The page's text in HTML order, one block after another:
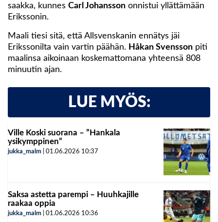
saakka, kunnes Carl Johansson onnistui yllättämään
Erikssonin.
Maali tiesi sitä, että Allsvenskanin ennätys jäi
Erikssonilta vain vartin päähän. Håkan Svensson piti
maalinsa aikoinaan koskemattomana yhteensä 808
minuutin ajan.
LUE MYÖS:
Ville Koski suorana – ”Hankala
ysikymppinen”
jukka_malm 01.06.2026 10:37
Saksa astetta parempi – Huuhkajille
raakaa oppia
jukka_malm 01.06.2026 10:36